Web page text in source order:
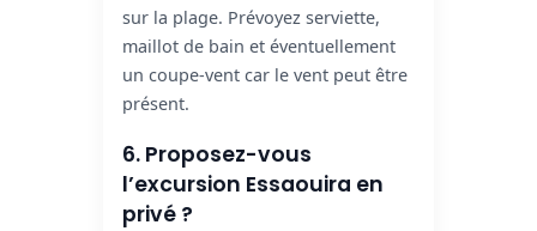
sur la plage. Prévoyez serviette,
maillot de bain et éventuellement
un coupe-vent car le vent peut être
présent.
6. Proposez-vous
l’excursion Essaouira en
privé ?